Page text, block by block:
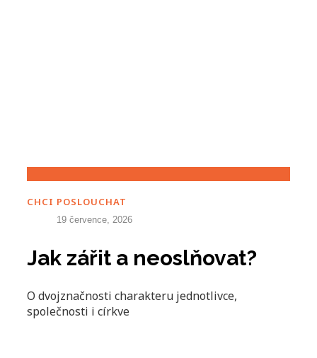
CHCI POSLOUCHAT
19 července, 2026
Jak zářit a neoslňovat?
O dvojznačnosti charakteru jednotlivce,
společnosti i církve